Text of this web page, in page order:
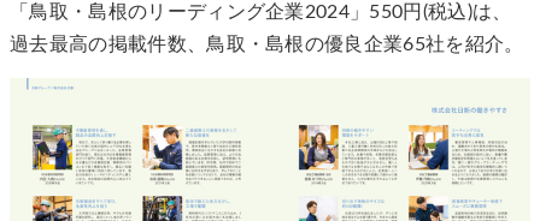
「鳥取・島根のリーディング企業2024」550円(税込)は、
過去最高の掲載件数、鳥取・島根の優良企業65社を紹介。